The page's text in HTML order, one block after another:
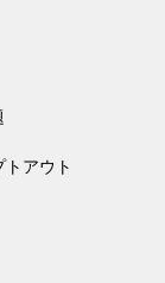
アウト